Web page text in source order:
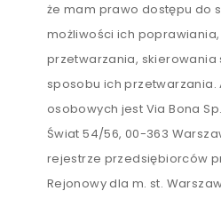
że mam prawo dostępu do
możliwości ich
przetwarzania, skierowania
sposobu ich
osobowych jest Via Bona
Świat 54/56, 00-363
rejestrze przedsiębiorców
Rejonowy dla m. st.